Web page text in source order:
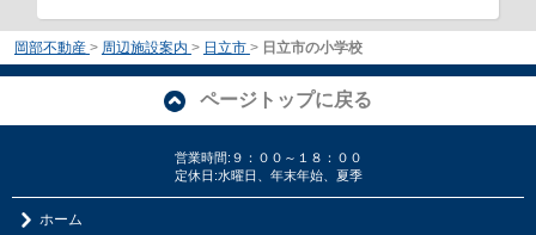
岡部不動産 > 周辺施設案内 > 日立市 > 日立市の小学校
ページトップに戻る
営業時間:９：００～１８：００
定休日:水曜日、年末年始、夏季
ホーム